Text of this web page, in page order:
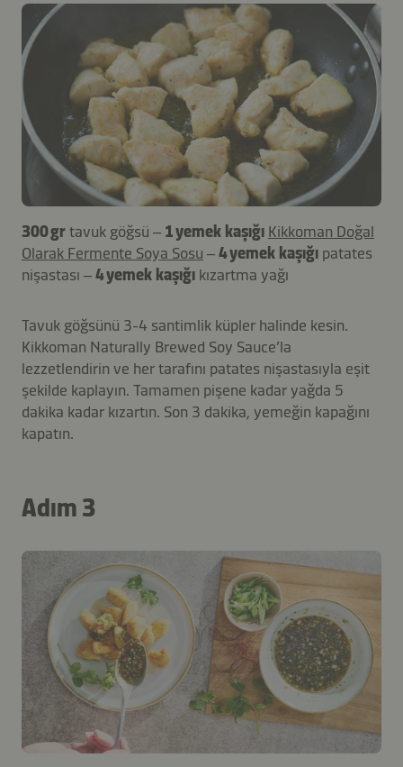
300 grtavuk göğsü – 1 yemek kaşığı Kikkoman Doğal
Olarak Fermente Soya Sosu –4 yemek kaşığı patates
nişastası –4 yemek kaşığı kızartma yağı
Tavuk göğsünü 3-4 santimlik küpler halinde kesin.
Kikkoman Naturally Brewed Soy Sauce’la
lezzetlendirin ve her tarafını patates nişastasıyla eşit
şekilde kaplayın. Tamamen pişene kadar yağda 5
dakika kadar kızartın. Son 3 dakika, yemeğin kapağını
kapatın.
Adım 3